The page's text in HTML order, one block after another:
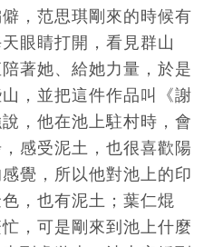
，范思琪剛來的時候有
眼睛打開，看見群山
著她、給她力量，於是
，並把這件作品叫《謝
，他在池上駐村時，會
感受泥土，也很喜歡陽
覺，所以他對池上的印
，也有泥土；葉仁焜
，可是剛來到池上什麼